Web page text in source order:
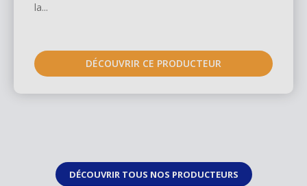
la...
DÉCOUVRIR CE PRODUCTEUR
DÉCOUVRIR TOUS NOS PRODUCTEURS